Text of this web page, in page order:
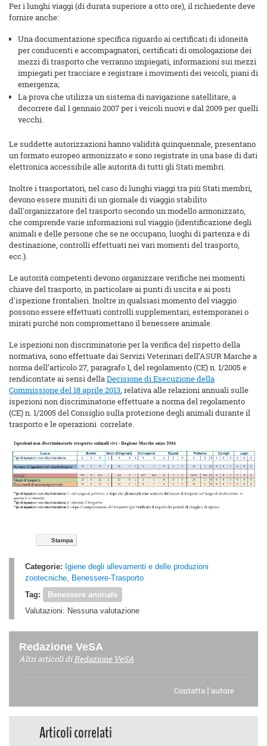
Per i lunghi viaggi (di durata superiore a otto ore), il richiedente deve
fornire anche:
Una documentazione specifica riguardo ai certificati di idoneità
per conducenti e accompagnatori, certificati di omologazione dei
mezzi di trasporto che verranno impiegati, informazioni sui mezzi
impiegati per tracciare e registrare i movimenti dei veicoli, piani di
emergenza;
La prova che utilizza un sistema di navigazione satellitare, a
decorrere dal 1 gennaio 2007 per i veicoli nuovi e dal 2009 per quelli
vecchi.
Le suddette autorizzazioni hanno validità quinquennale, presentano
un formato europeo armonizzato e sono registrate in una base di dati
elettronica accessibile alle autorità di tutti gli Stati membri.
Inoltre i trasportatori, nel caso di lunghi viaggi tra più Stati membri,
devono essere muniti di un giornale di viaggio stabilito
dall'organizzatore del trasporto secondo un modello armonizzato,
che comprende varie informazioni sul viaggio (identificazione degli
animali e delle persone che se ne occupano, luoghi di partenza e di
destinazione, controlli effettuati nei vari momenti del trasporto,
ecc.).
Le autorità competenti devono organizzare verifiche nei momenti
chiave del trasporto, in particolare ai punti di uscita e ai posti
d'ispezione frontalieri. Inoltre in qualsiasi momento del viaggio
possono essere effettuati controlli supplementari, estemporanei o
mirati purché non compromettano il benessere animale.
Le ispezioni non discriminatorie per la verifica del rispetto della
normativa, sono effettuate dai Servizi Veterinari dell’ASUR Marche a
norma dell’articolo 27, paragrafo 1, del regolamento (CE) n. 1/2005 e
rendicontate ai sensi dellaDecisione di Esecuzione della
Commissione del 18 aprile 2013, relativa alle relazioni annuali sulle
ispezioni non discriminatorie effettuate a norma del regolamento
(CE) n. 1/2005 del Consiglio sulla protezione degli animali durante il
trasporto e le operazioni correlate.
Stampa
Categorie: Igiene degli allevamenti e delle produzioni
zootecniche, Benessere-Trasporto
Tag:
Benessere animale
Valutazioni: Nessuna valutazione
Redazione VeSA
Altri articoli diRedazione VeSA
Contatta l'autore
Articoli correlati